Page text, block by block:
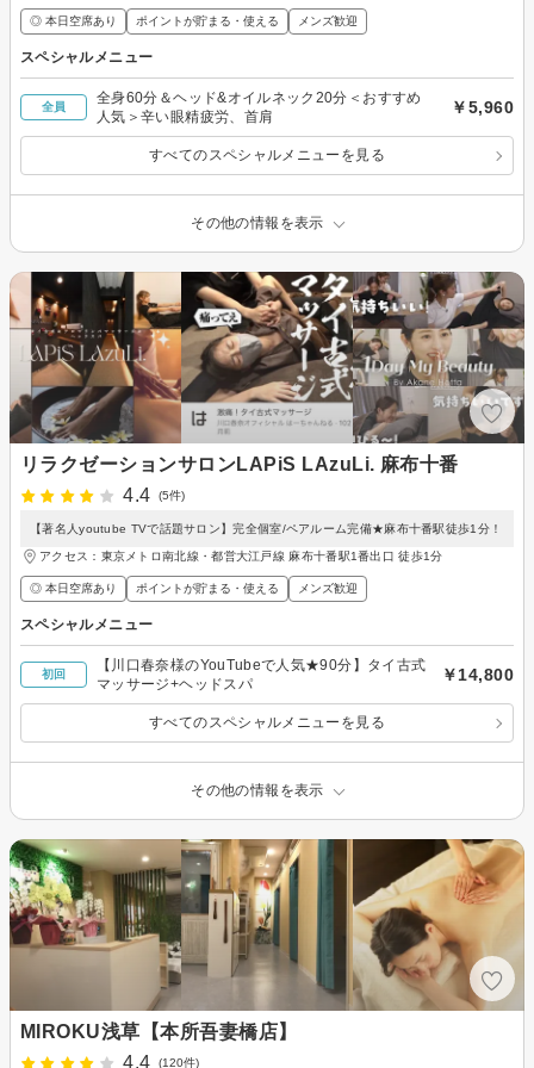
◎ 本日空席あり ポイントが貯まる・使える メンズ歓迎
スペシャルメニュー
全員
全身60分＆ヘッド&オイルネック20分＜おすすめ
人気＞辛い眼精疲労、首肩
￥5,960
すべてのスペシャルメニューを見る
その他の情報を表示
リラクゼーションサロンLAPiS LAzuLi. 麻布十番
4.4
(5件)
【著名人youtube TVで話題サロン】完全個室/ペアルーム完備★麻布十番駅徒歩1分！
アクセス：東京メトロ南北線・都営大江戸線 麻布十番駅1番出口 徒歩1分
◎ 本日空席あり ポイントが貯まる・使える メンズ歓迎
スペシャルメニュー
初回
【川口春奈様のYouTubeで人気★90分】タイ古式
マッサージ+ヘッドスパ
￥14,800
すべてのスペシャルメニューを見る
その他の情報を表示
MIROKU浅草【本所吾妻橋店】
4.4
(120件)